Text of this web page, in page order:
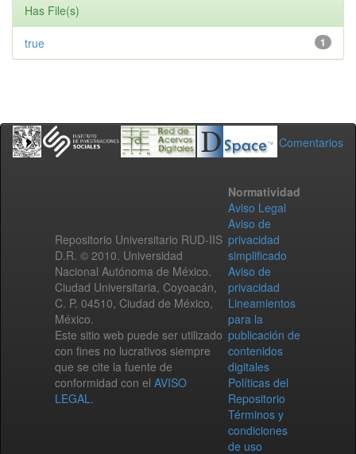
Has File(s)
1
true
Comentarios
Repositorio Universitario RUD-IIS
D.R. © 2010. Universidad
Nacional Autónoma de México.
Ciudad Universitaria, Coyoacán,
C. P. 04510, Ciudad de México,
México.
Este sitio web puede ser utilizado
con fines no lucrativos siempre
que se cite la fuente de
conformidad con el AVISO
LEGAL.
Normatividad
Aviso Legal
Aviso de
privacidad
simplificado
Aviso de
privacidad
Lineamientos
para la
publicación de
contenidos
digitales
Políticas del
Repositorio
Términos y
condiciones
de uso